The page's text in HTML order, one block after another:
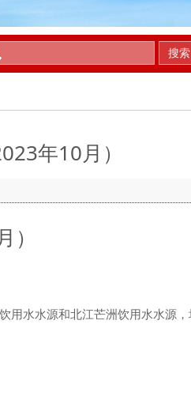
搜索
年10月）
用水水源和北江芒洲饮用水水源，